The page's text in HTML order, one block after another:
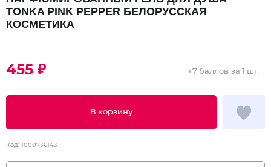
TONKA PINK PEPPER БЕЛОРУССКАЯ
КОСМЕТИКА
455 ₽
В корзину
+7 баллов за 1 шт.
Код: 1000736143